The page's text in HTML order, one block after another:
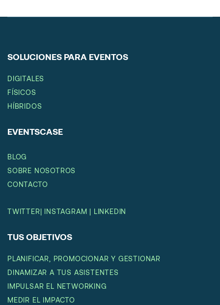
SOLUCIONES PARA EVENTOS
DIGITALES
FÍSICOS
HÍBRIDOS
EVENTSCASE
BLOG
SOBRE NOSOTROS
CONTACTO
TWITTER| INSTAGRAM | LINKEDIN
TUS OBJETIVOS
PLANIFICAR, PROMOCIONAR Y GESTIONAR
DINAMIZAR A TUS ASISTENTES
IMPULSAR EL NETWORKING
MEDIR EL IMPACTO